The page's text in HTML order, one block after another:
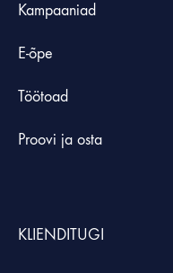
Kampaaniad
E-õpe
Töötoad
Proovi ja osta
KLIENDITUGI